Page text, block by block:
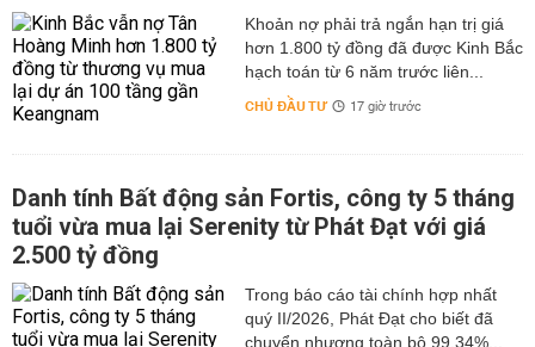
hơn 1.800 tỷ đồng đã được Kinh Bắc
hạch toán từ 6 năm trước liên...
CHỦ ĐẦU TƯ 17 giờ trước
Danh tính Bất động sản Fortis, công ty 5 tháng
tuổi vừa mua lại Serenity từ Phát Đạt với giá
2.500 tỷ đồng
Trong báo cáo tài chính hợp nhất
quý II/2026, Phát Đạt cho biết đã
chuyển nhượng toàn bộ 99,34%...